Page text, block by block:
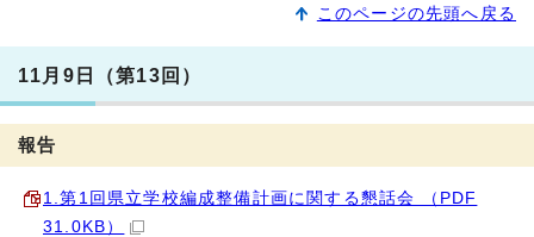
このページの先頭へ戻る
11月9日（第13回）
報告
1.第1回県立学校編成整備計画に関する懇話会 （PDF
31.0KB）